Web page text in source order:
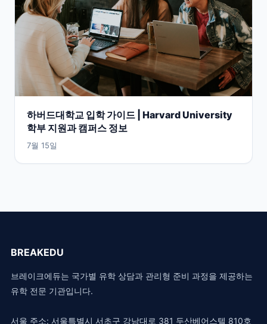
하버드대학교 입학 가이드 | Harvard University
학부 지원과 캠퍼스 정보
7월 15일
BREAKEDU
브레이크에듀는 국가별 유학 상담과 관리형 준비 과정을 제공하는
유학 전문 기관입니다.
서울 주소: 서울특별시 서초구 강남대로 381 두산베어스텔 810호